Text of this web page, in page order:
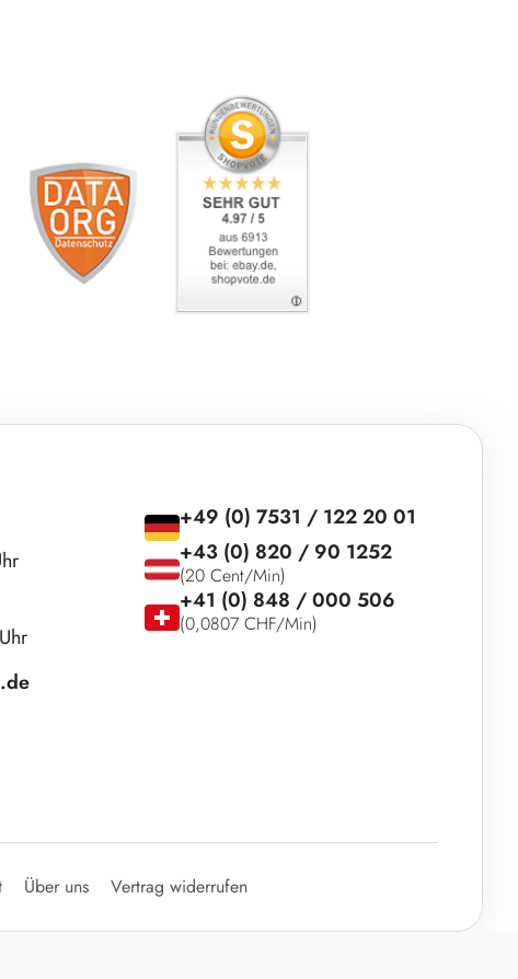
+49 (0) 7531 / 122 20 01
+43 (0) 820 / 90 1252
(20 Cent/Min)
+41 (0) 848 / 000 506
(0,0807 CHF/Min)
Über uns Vertrag widerrufen